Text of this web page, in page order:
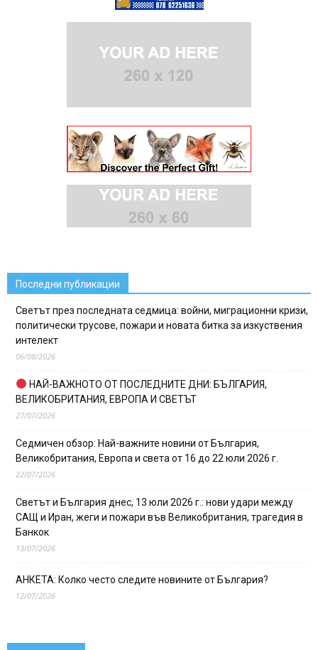
Последни публикации
Светът през последната седмица: войни, миграционни кризи,
политически трусове, пожари и новата битка за изкуствения
интелект
06/08/2026
НАЙ-ВАЖНОТО ОТ ПОСЛЕДНИТЕ ДНИ: БЪЛГАРИЯ,
ВЕЛИКОБРИТАНИЯ, ЕВРОПА И СВЕТЪТ
27/07/2026
Седмичен обзор: Най-важните новини от България,
Великобритания, Европа и света от 16 до 22 юли 2026 г.
22/07/2026
Светът и България днес, 13 юли 2026 г.: нови удари между
САЩ и Иран, жеги и пожари във Великобритания, трагедия в
Банкок
13/07/2026
АНКЕТА: Колко често следите новините от България?
12/07/2026